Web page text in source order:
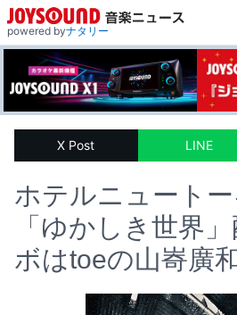
powered byナタリー
X Post LINE
ホテルニュート
「ゆかしき世界
ボはtoeの山㟢廣